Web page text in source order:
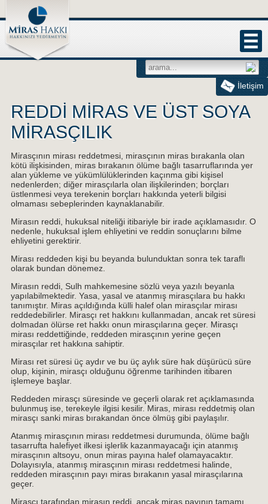
İletişim
REDDİ MİRAS VE ÜST SOYA
MİRASÇILIK
Mirasçının mirası reddetmesi, mirasçının miras bırakanla olan
kötü ilişkisinden, miras bırakanın ölüme bağlı tasarruflarında yer
alan yükleme ve yükümlülüklerinden kaçınma gibi kişisel
nedenlerden; diğer mirasçılarla olan ilişkilerinden; borçları
üstlenmesi veya terekenin borçları hakkında yeterli bilgisi
olmaması sebeplerinden kaynaklanabilir.
Mirasın reddi, hukuksal niteliği itibariyle bir irade açıklamasıdır. O
nedenle, hukuksal işlem ehliyetini ve reddin sonuçlarını bilme
ehliyetini gerektirir.
Mirası reddeden kişi bu beyanda bulunduktan sonra tek taraflı
olarak bundan dönemez.
Mirasın reddi, Sulh mahkemesine sözlü veya yazılı beyanla
yapılabilmektedir. Yasa, yasal ve atanmış mirasçılara bu hakkı
tanımıştır. Miras açıldığında külli halef olan mirasçılar mirası
reddedebilirler. Mirasçı ret hakkını kullanmadan, ancak ret süresi
dolmadan ölürse ret hakkı onun mirasçılarına geçer. Mirasçı
mirası reddettiğinde, reddeden mirasçının yerine geçen
mirasçılar ret hakkına sahiptir.
Mirası ret süresi üç aydır ve bu üç aylık süre hak düşürücü süre
olup, kişinin, mirasçı olduğunu öğrenme tarihinden itibaren
işlemeye başlar.
Reddeden mirasçı süresinde ve geçerli olarak ret açıklamasında
bulunmuş ise, terekeyle ilgisi kesilir. Miras, mirası reddetmiş olan
mirasçı sanki miras bırakandan önce ölmüş gibi paylaşılır.
Atanmış mirasçının mirası reddetmesi durumunda, ölüme bağlı
tasarrufta halefiyet ilkesi işlerlik kazanmayacağı için atanmış
mirasçının altsoyu, onun miras payına halef olamayacaktır.
Dolayısıyla, atanmış mirasçının mirası reddetmesi halinde,
reddeden mirasçının payı miras bırakanın yasal mirasçılarına
geçer.
Mirasçı tarafından mirasın reddi, ancak miras payının tamamı